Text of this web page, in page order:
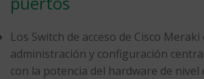
Los Switch de acceso de Cisco
administración y configuración
con la potencia del hardware de